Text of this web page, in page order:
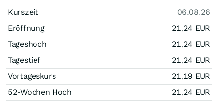
Kurszeit
06.08.26
Eröffnung
21,24 EUR
Tageshoch
21,24 EUR
Tagestief
21,24 EUR
Vortageskurs
21,19 EUR
52-Wochen Hoch
21,24 EUR